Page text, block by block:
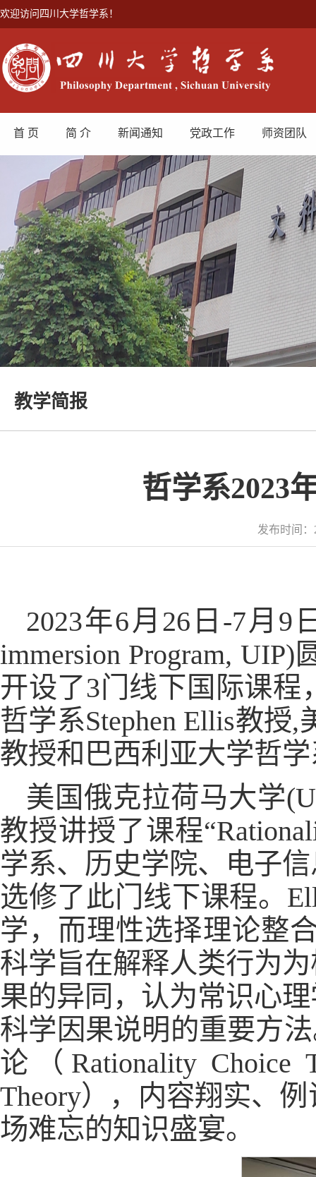
欢迎访问四川大学哲学系！
首 页 简 介 新闻通知 党政工作 师资团队
教学简报
哲学系2023
发布时间
2023年6月26日-7月9
immersion Program,
开设了3门线下国际课
哲学系Stephen Ellis教授
教授和巴西利亚大学哲
美国俄克拉荷马大学
教授讲授了课程
学系、历史学院、电子
选修了此门线下课程。
学，而理性选择理论整
科学旨在解释人类行为
果的异同，认为常识心
科学因果说明的重要方
论（Rationality
Theory），内容翔实、
场难忘的知识盛宴。